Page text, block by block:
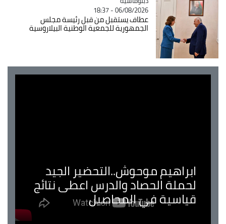
06/08/2026 - 18:37
عطاف يستقبل من قبل رئيسة مجلس
الجمهورية للجمعية الوطنية البيلاروسية
ابراهيم موحوش..التحضير الجيد
لحملة الحصاد والدرس اعطى نتائج
قياسية في المحاصيل